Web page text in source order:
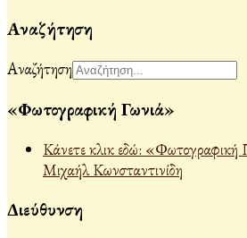
Αναζήτηση
Αναζήτηση
«Φωτογραφική Γωνιά»
Κάνετε κλικ εδώ:
Μιχαήλ Κωνσταντινίδη
Διεύθυνση